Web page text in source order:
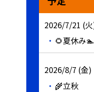
2026/7/21 (
🌻夏休み🏊
2026/8/7 (金)
🌾立秋